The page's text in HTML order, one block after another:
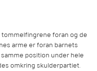
foran og de
arme er foran barnets
position under hele
omkring skulderpartiet.